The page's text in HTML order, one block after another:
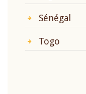
Sénégal
Togo